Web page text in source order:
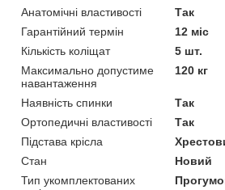
Анатомічні властивості
Так
Гарантійний термін
12 міс
Кількість коліщат
5 шт.
Максимально допустиме
навантаження
120 кг
Наявність спинки
Так
Ортопедичні властивості
Так
Підстава крісла
Стан
Новий
Тип укомплектованих